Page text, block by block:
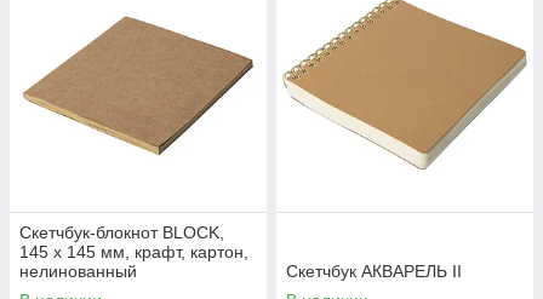
Скетчбук-блокнот BLOCK,
145 х 145 мм, крафт, картон,
нелинованный
Скетчбук АКВАРЕЛЬ II